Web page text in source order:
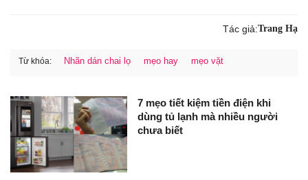
Tác giả:Trang Hạ
Từ khóa: Nhãn dán chai lọ mẹo hay mẹo vặt
7 mẹo tiết kiệm tiền điện khi
dùng tủ lạnh mà nhiều người
chưa biết